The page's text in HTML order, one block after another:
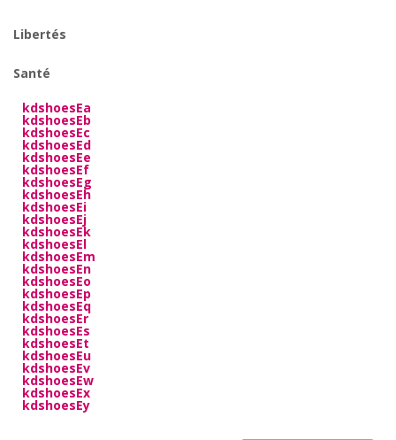
Libertés
Santé
kdshoesEa
kdshoesEb
kdshoesEc
kdshoesEd
kdshoesEe
kdshoesEf
kdshoesEg
kdshoesEh
kdshoesEi
kdshoesEj
kdshoesEk
kdshoesEl
kdshoesEm
kdshoesEn
kdshoesEo
kdshoesEp
kdshoesEq
kdshoesEr
kdshoesEs
kdshoesEt
kdshoesEu
kdshoesEv
kdshoesEw
kdshoesEx
kdshoesEy